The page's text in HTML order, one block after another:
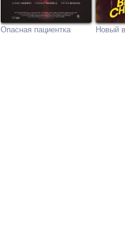
Опасная пациентка Новый